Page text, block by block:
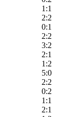
1:1
2:2
0:1
2:2
3:2
2:1
1:2
5:0
2:2
0:2
1:1
2:1